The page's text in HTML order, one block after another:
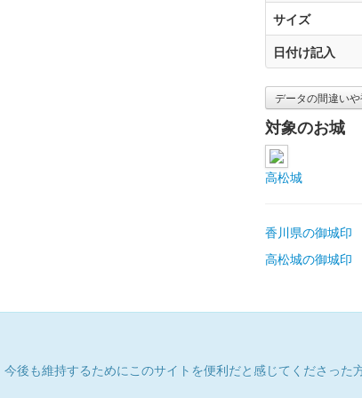
サイズ
日付け記入
データの間違い
対象のお城
高松城
香川県の御城印
高松城の御城印
後も維持するためにこのサイトを便利だと感じてくださっ